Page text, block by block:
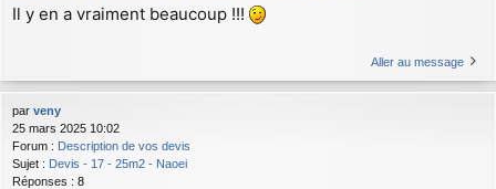
Il y en a vraiment beaucoup !!!
Aller au message
par veny
25 mars 2025 10:02
Forum : Description de vos devis
Sujet : Devis - 17 - 25m2 - Naoei
Réponses : 8